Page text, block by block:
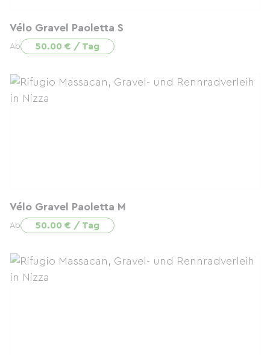
Vélo Gravel Paoletta S
Ab 50.00 € / Tag
Vélo Gravel Paoletta M
Ab 50.00 € / Tag